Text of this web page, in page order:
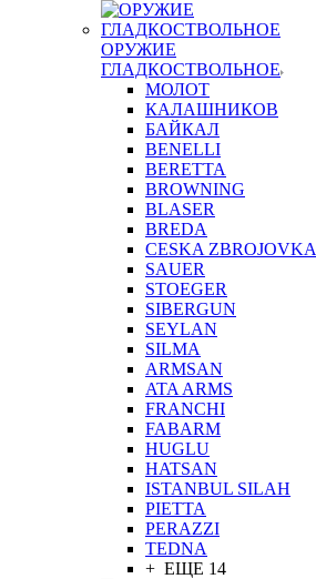
ОРУЖИЕ
ГЛАДКОСТВОЛЬНОЕ
МОЛОТ
КАЛАШНИКОВ
БАЙКАЛ
BENELLI
BERETTA
BROWNING
BLASER
BREDA
CESKA ZBROJOVKA
SAUER
STOEGER
SIBERGUN
SEYLAN
SILMA
ARMSAN
ATA ARMS
FRANCHI
FABARM
HUGLU
HATSAN
ISTANBUL SILAH
PIETTA
PERAZZI
TEDNA
+ ЕЩЕ 14